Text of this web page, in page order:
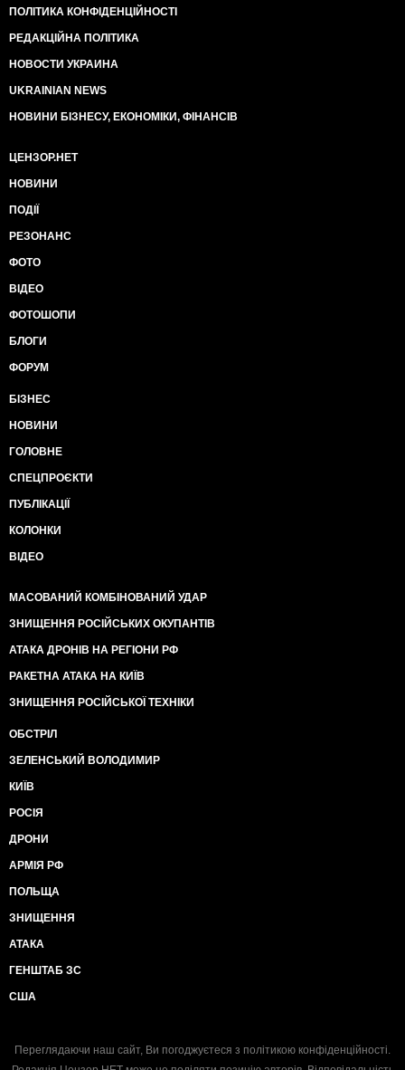
ПОЛІТИКА КОНФІДЕНЦІЙНОСТІ
РЕДАКЦІЙНА ПОЛІТИКА
НОВОСТИ УКРАИНА
UKRAINIAN NEWS
НОВИНИ БІЗНЕСУ, ЕКОНОМІКИ, ФІНАНСІВ
ЦЕНЗОР.НЕТ
НОВИНИ
ПОДІЇ
РЕЗОНАНС
ФОТО
ВІДЕО
ФОТОШОПИ
БЛОГИ
ФОРУМ
БІЗНЕС
НОВИНИ
ГОЛОВНЕ
СПЕЦПРОЄКТИ
ПУБЛІКАЦІЇ
КОЛОНКИ
ВІДЕО
МАСОВАНИЙ КОМБІНОВАНИЙ УДАР
ЗНИЩЕННЯ РОСІЙСЬКИХ ОКУПАНТІВ
АТАКА ДРОНІВ НА РЕГІОНИ РФ
РАКЕТНА АТАКА НА КИЇВ
ЗНИЩЕННЯ РОСІЙСЬКОЇ ТЕХНІКИ
ОБСТРІЛ
ЗЕЛЕНСЬКИЙ ВОЛОДИМИР
КИЇВ
РОСІЯ
ДРОНИ
АРМІЯ РФ
ПОЛЬЩА
ЗНИЩЕННЯ
АТАКА
ГЕНШТАБ ЗС
США
Переглядаючи наш сайт, Ви погоджуєтеся з політикою конфіденційності.